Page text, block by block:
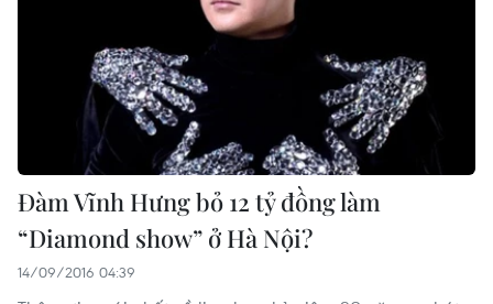
Đàm Vĩnh Hưng bỏ 12 tỷ đồng làm
“Diamond show” ở Hà Nội?
14/09/2016 04:39